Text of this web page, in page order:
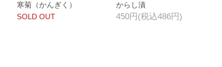
寒菊（かんぎく）
SOLD OUT
からし漬
450円(税込486円)